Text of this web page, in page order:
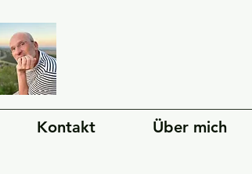
Kontakt Über mich